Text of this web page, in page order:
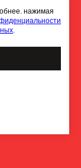
нажимая
.